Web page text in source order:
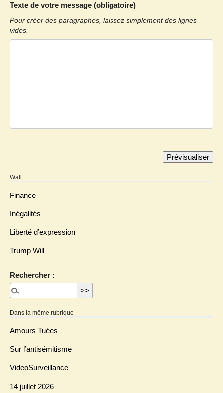
Texte de votre message (obligatoire)
Pour créer des paragraphes, laissez simplement des lignes
vides.
Wall
Finance
Inégalités
Liberté d’expression
Trump Will
Rechercher :
Dans la même rubrique
Amours Tuées
Sur l’antisémitisme
VideoSurveillance
14 juillet 2026